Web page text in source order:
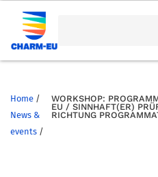
Home /
News &
events /
WORKSHOP:
EU / SINNHAFT(ER)
RICHTUNG